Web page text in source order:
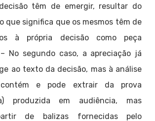
têm de emergir, resultar do
que significa que os mesmos têm de
à própria decisão como peça
No segundo caso, a apreciação já
ao texto da decisão, mas à análise
e pode extrair da prova
produzida em audiência, mas
de balizas fornecidas pelo